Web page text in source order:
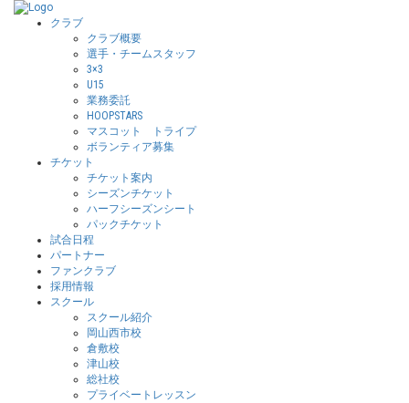
クラブ
クラブ概要
選手・チームスタッフ
3×3
U15
業務委託
HOOPSTARS
マスコット トライプ
ボランティア募集
チケット
チケット案内
シーズンチケット
ハーフシーズンシート
パックチケット
試合日程
パートナー
ファンクラブ
採用情報
スクール
スクール紹介
岡山西市校
倉敷校
津山校
総社校
プライベートレッスン